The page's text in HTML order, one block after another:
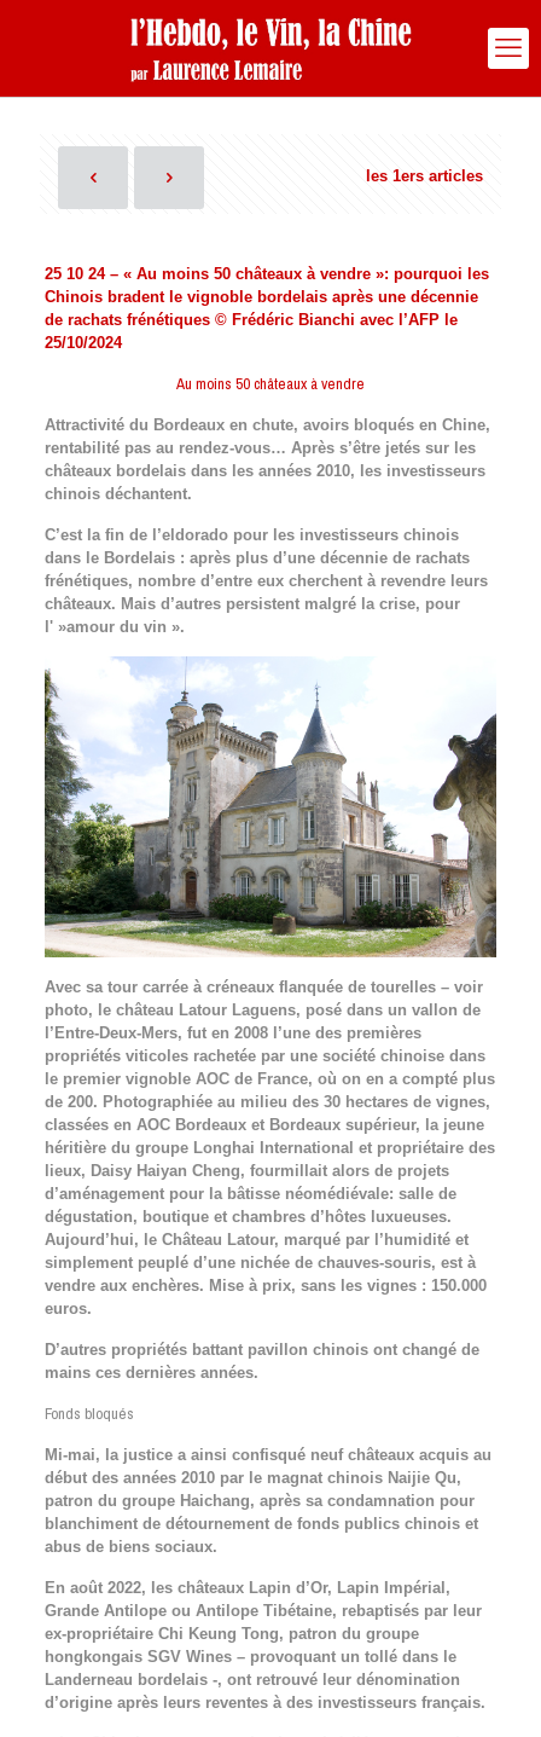
les 1ers articles
25 10 24 – « Au moins 50 châteaux à vendre »: pourquoi les
Chinois bradent le vignoble bordelais après une décennie
de rachats frénétiques © Frédéric Bianchi avec l’AFP le
25/10/2024
Au moins 50 châteaux à vendre
Attractivité du Bordeaux en chute, avoirs bloqués en Chine,
rentabilité pas au rendez-vous… Après s’être jetés sur les
châteaux bordelais dans les années 2010, les investisseurs
chinois déchantent.
C’est la fin de l’eldorado pour les investisseurs chinois
dans le Bordelais : après plus d’une décennie de rachats
frénétiques, nombre d’entre eux cherchent à revendre leurs
châteaux. Mais d’autres persistent malgré la crise, pour
l' »amour du vin ».
Avec sa tour carrée à créneaux flanquée de tourelles – voir
photo, le château Latour Laguens, posé dans un vallon de
l’Entre-Deux-Mers, fut en 2008 l’une des premières
propriétés viticoles rachetée par une société chinoise dans
le premier vignoble AOC de France, où on en a compté plus
de 200. Photographiée au milieu des 30 hectares de vignes,
classées en AOC Bordeaux et Bordeaux supérieur, la jeune
héritière du groupe Longhai International et propriétaire des
lieux, Daisy Haiyan Cheng, fourmillait alors de projets
d’aménagement pour la bâtisse néomédiévale: salle de
dégustation, boutique et chambres d’hôtes luxueuses.
Aujourd’hui, le Château Latour, marqué par l’humidité et
simplement peuplé d’une nichée de chauves-souris, est à
vendre aux enchères. Mise à prix, sans les vignes : 150.000
euros.
D’autres propriétés battant pavillon chinois ont changé de
mains ces dernières années.
Fonds bloqués
Mi-mai, la justice a ainsi confisqué neuf châteaux acquis au
début des années 2010 par le magnat chinois Naijie Qu,
patron du groupe Haichang, après sa condamnation pour
blanchiment de détournement de fonds publics chinois et
abus de biens sociaux.
En août 2022, les châteaux Lapin d’Or, Lapin Impérial,
Grande Antilope ou Antilope Tibétaine, rebaptisés par leur
ex-propriétaire Chi Keung Tong, patron du groupe
hongkongais SGV Wines – provoquant un tollé dans le
Landerneau bordelais -, ont retrouvé leur dénomination
d’origine après leurs reventes à des investisseurs français.